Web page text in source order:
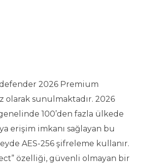
2026 Premium
olarak sunulmaktadır. 2026
100’den fazla ülkede
erişim imkanı sağlayan bu
AES-256 şifreleme kullanır.
özelliği, güvenli olmayan bir